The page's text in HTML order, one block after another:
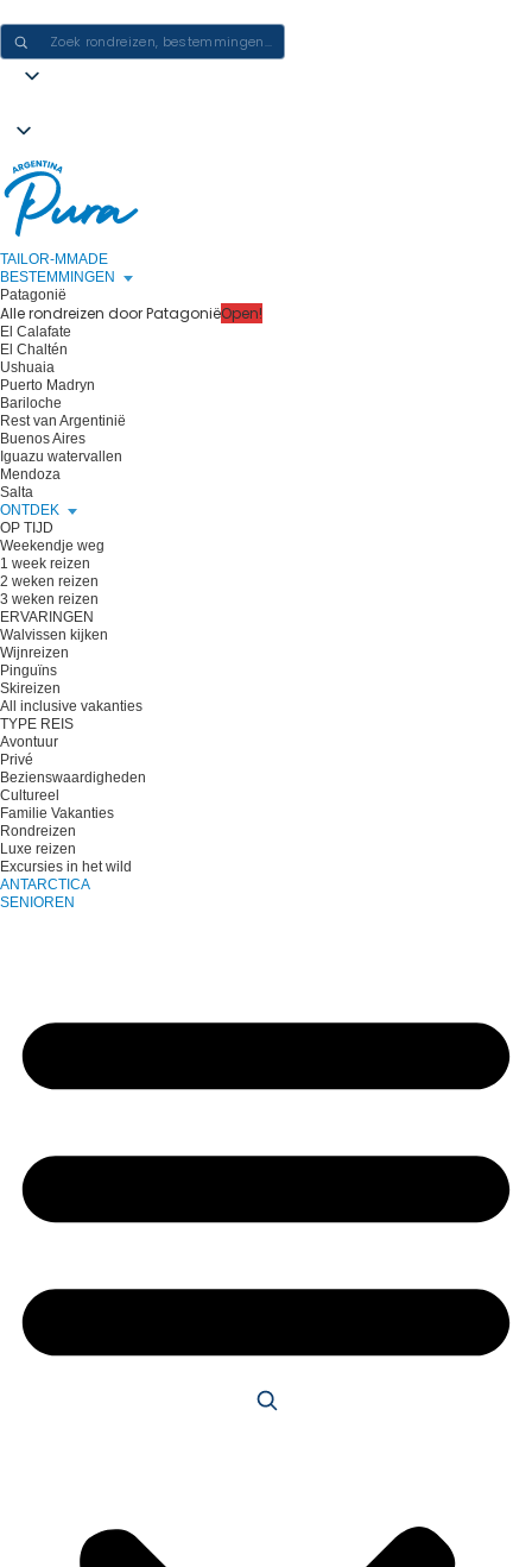
TAILOR-MMADE
BESTEMMINGEN
Patagonië
Alle rondreizen door PatagoniëOpen!
El Calafate
El Chaltén
Ushuaia
Puerto Madryn
Bariloche
Rest van Argentinië
Buenos Aires
Iguazu watervallen
Mendoza
Salta
ONTDEK
OP TIJD
Weekendje weg
1 week reizen
2 weken reizen
3 weken reizen
ERVARINGEN
Walvissen kijken
Wijnreizen
Pinguïns
Skireizen
All inclusive vakanties
TYPE REIS
Avontuur
Privé
Bezienswaardigheden
Cultureel
Familie Vakanties
Rondreizen
Luxe reizen
Excursies in het wild
ANTARCTICA
SENIOREN